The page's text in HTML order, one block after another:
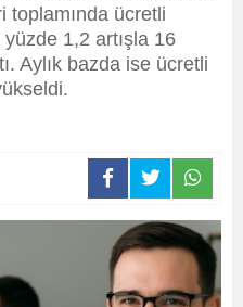
toplamında ücretli
yüzde 1,2 artışla 16
Aylık bazda ise ücretli